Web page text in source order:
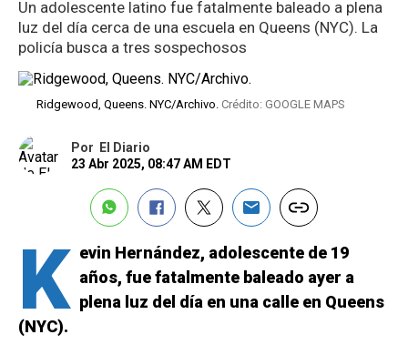
Un adolescente latino fue fatalmente baleado a plena
luz del día cerca de una escuela en Queens (NYC). La
policía busca a tres sospechosos
Ridgewood, Queens. NYC/Archivo. Crédito: GOOGLE MAPS
Por
El Diario
23 Abr 2025, 08:47 AM EDT
K evin Hernández, adolescente de 19
años, fue fatalmente baleado ayer a
plena luz del día en una calle en Queens
(NYC).